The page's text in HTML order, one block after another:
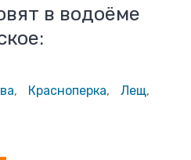
в водоёме
, Красноперка, Лещ,